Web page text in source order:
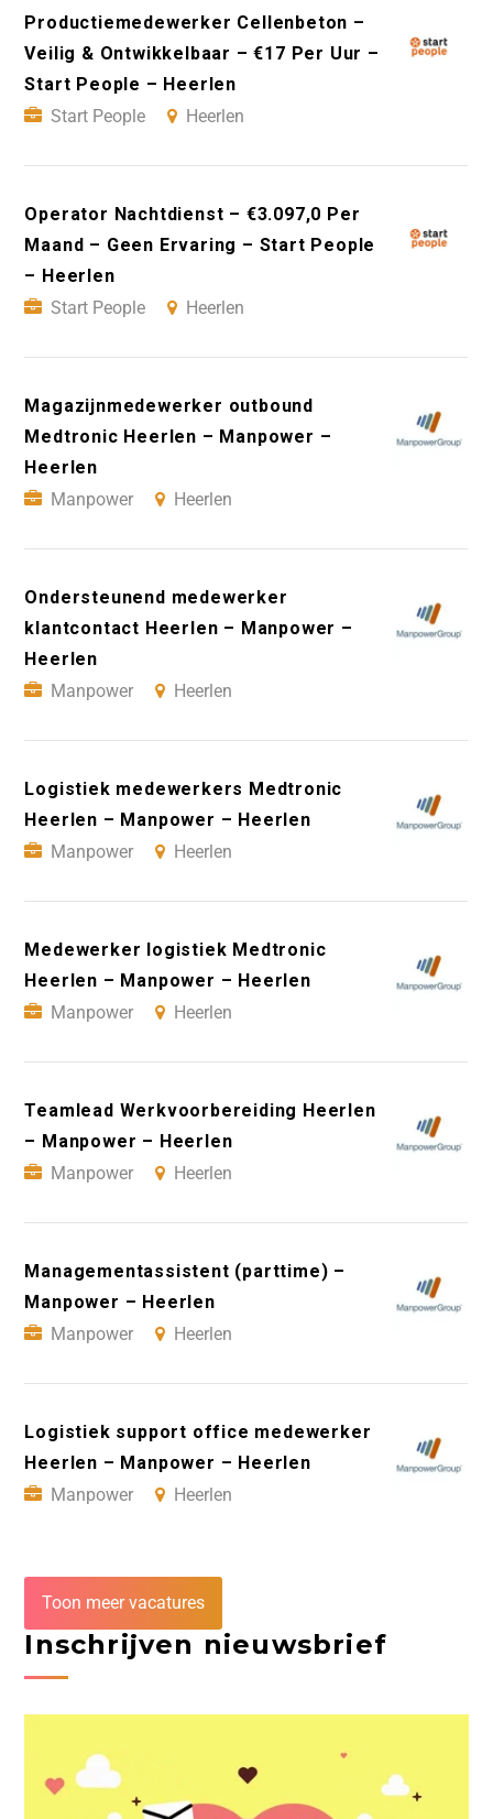
Productiemedewerker Cellenbeton –
Veilig & Ontwikkelbaar – €17 Per Uur –
Start People – Heerlen
Start People
Heerlen
Operator Nachtdienst – €3.097,0 Per
Maand – Geen Ervaring – Start People
– Heerlen
Start People
Heerlen
Magazijnmedewerker outbound
Medtronic Heerlen – Manpower –
Heerlen
Manpower
Heerlen
Ondersteunend medewerker
klantcontact Heerlen – Manpower –
Heerlen
Manpower
Heerlen
Logistiek medewerkers Medtronic
Heerlen – Manpower – Heerlen
Manpower
Heerlen
Medewerker logistiek Medtronic
Heerlen – Manpower – Heerlen
Manpower
Heerlen
Teamlead Werkvoorbereiding Heerlen
– Manpower – Heerlen
Manpower
Heerlen
Managementassistent (parttime) –
Manpower – Heerlen
Manpower
Heerlen
Logistiek support office medewerker
Heerlen – Manpower – Heerlen
Manpower
Heerlen
Toon meer vacatures
Inschrijven nieuwsbrief